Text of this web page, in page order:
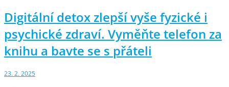
Digitální detox zlepší vyše fyzické i
psychické zdraví. Vyměňte telefon za
knihu a bavte se s přáteli
23. 2. 2025